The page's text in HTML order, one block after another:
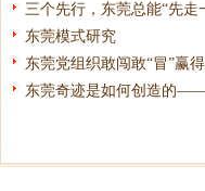
三个先行，东莞总能“先走
东莞模式研究
东莞党组织敢闯敢“冒”赢
东莞奇迹是如何创造的